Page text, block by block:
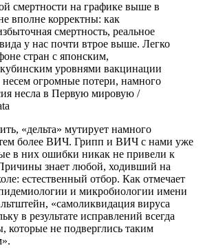
смертности на графике выше в
вполне корректны: как
смертность, реальное
у нас почти втрое выше. Легко
стран с японским,
уровнями вакцинации
огромные потери, намного
несла в Первую мировую /
«дельта» мутирует намного
более ВИЧ. Грипп и ВИЧ с нами уже
в них ошибки никак не привели к
знает любой, ходивший на
естественный отбор. Как отмечает
и микробиологии имени
«самоликвидация вируса
в результате исправлений всегда
которые не подверглись таким